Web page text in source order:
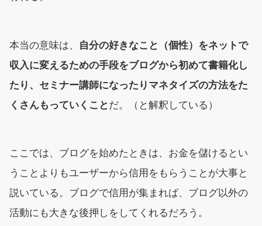
本当の意味は、 自分の好きなこと（個性）をネットで
収入に変えるための手段をブログから初めて書籍化し
たり、セミナー講師になったりマネタイズの方法をた
くさんもっていくこと だ。（と解釈している）
ここでは、ブログを始めたときは、お金を儲けるとい
うことよりもユーザーから信用をもらうことが大事と
説いている。ブログで信用が集まれば、ブログ以外の
活動にも大きな後押しをしてくれるだろう。